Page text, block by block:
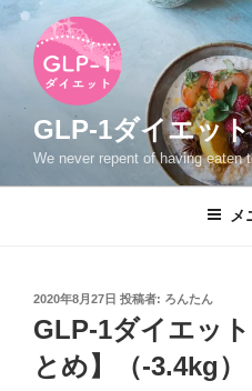
ツ
GLP-1ダイエッ
We never repent of having eaten
メ
投
稿
日:
2020年8月27日 投稿者: ろんたん
GLP-1ダイエッ
とめ】（-3.4kg）